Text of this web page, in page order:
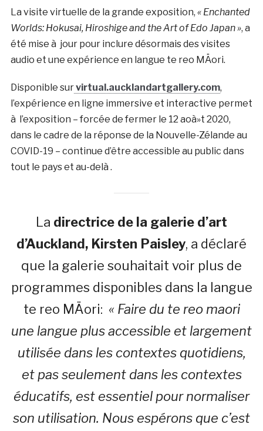
La visite virtuelle de la grande exposition, « Enchanted
Worlds: Hokusai, Hiroshige and the Art of Edo Japan », a
été mise à jour pour inclure désormais des visites
audio et une expérience en langue te reo MÄori.
Disponible survirtual.aucklandartgallery.com,
l’expérience en ligne immersive et interactive permet
à l’exposition – forcée de fermer le 12 aoà»t 2020,
dans le cadre de la réponse de la Nouvelle-Zélande au
COVID-19 – continue d’être accessible au public dans
tout le pays et au-delà .
La directrice de la galerie d’art
d’Auckland, Kirsten Paisley, a déclaré
que la galerie souhaitait voir plus de
programmes disponibles dans la langue
te reo MÄori: « Faire du te reo maori
une langue plus accessible et largement
utilisée dans les contextes quotidiens,
et pas seulement dans les contextes
éducatifs, est essentiel pour normaliser
son utilisation. Nous espérons que c’est